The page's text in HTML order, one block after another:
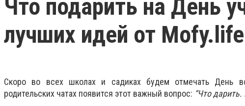
Что подарить на День
лучших идей от Mofy.life
Скоро во всех школах и садиках будем отмечать День
родительских чатах появится этот важный вопрос: “Что